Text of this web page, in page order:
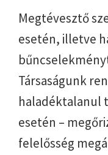
Megtévesztő
esetén, illetve
Társaságunk
haladéktalanul
esetén –
felelősség